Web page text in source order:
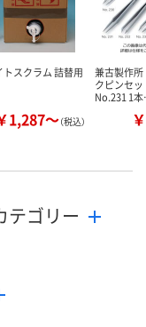
トスクラム 詰替用
1,287～（税込）
兼古製作
クピンセッ
No.231 1
テゴリー